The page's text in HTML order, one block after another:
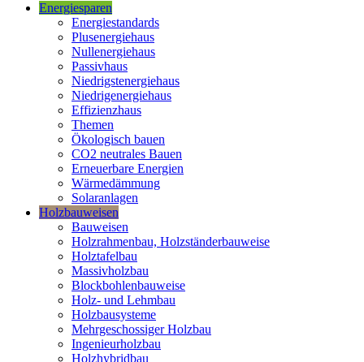
Energiesparen
Energiestandards
Plusenergiehaus
Nullenergiehaus
Passivhaus
Niedrigstenergiehaus
Niedrigenergiehaus
Effizienzhaus
Themen
Ökologisch bauen
CO2 neutrales Bauen
Erneuerbare Energien
Wärmedämmung
Solaranlagen
Holzbauweisen
Bauweisen
Holzrahmenbau, Holzständerbauweise
Holztafelbau
Massivholzbau
Blockbohlenbauweise
Holz- und Lehmbau
Holzbausysteme
Mehrgeschossiger Holzbau
Ingenieurholzbau
Holzhybridbau